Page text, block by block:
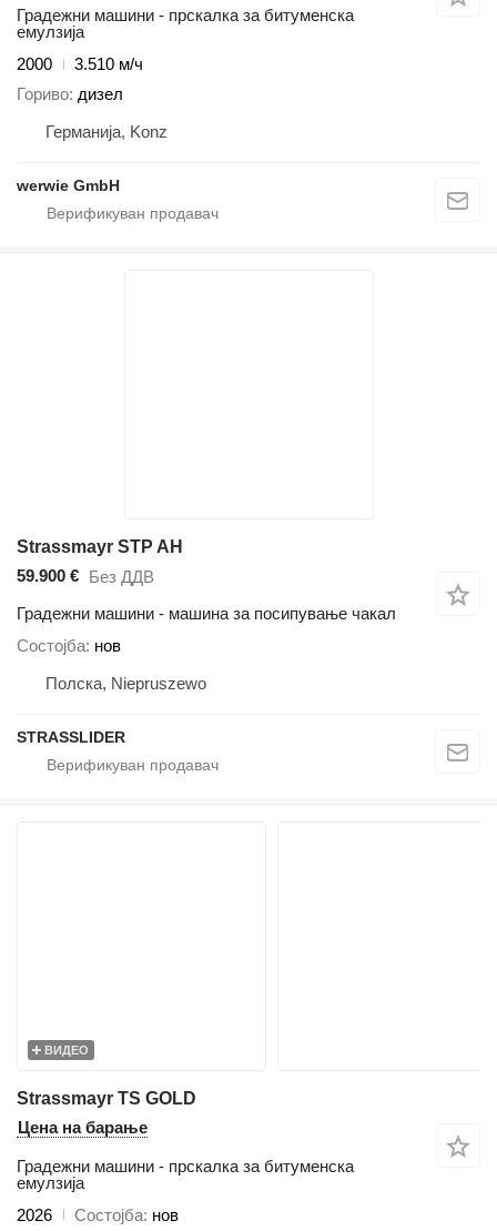
Градежни машини - прскалка за битуменска
емулзија
2000
3.510 м/ч
Гориво дизел
Германија, Konz
werwie GmbH
Strassmayr STP AH
59.900 € Без ДДВ
Градежни машини - машина за посипување чакал
Состојба нов
Полска, Niepruszewo
STRASSLIDER
ВИДЕО
Strassmayr TS GOLD
Цена на барање
Градежни машини - прскалка за битуменска
емулзија
2026
Состојба нов